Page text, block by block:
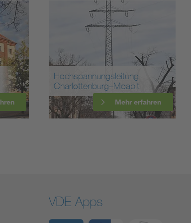
Hochspannungsleitung
Charlottenburg–Moabit
Mehr erfahren
VDE Apps